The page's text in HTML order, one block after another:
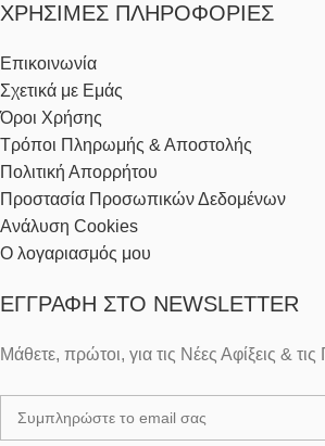
ΧΡΉΣΙΜΕΣ ΠΛΗΡΟΦΟΡΊΕΣ
Επικοινωνία
Σχετικά με Εμάς
Όροι Χρήσης
Τρόποι Πληρωμής & Αποστολής
Πολιτική Απορρήτου
Προστασία Προσωπικών Δεδομένων
Ανάλυση Cookies
Ο λογαριασμός μου
ΕΓΓΡΑΦΉ ΣΤΟ NEWSLETTER
Μάθετε, πρώτοι, για τις Νέες Αφίξεις &